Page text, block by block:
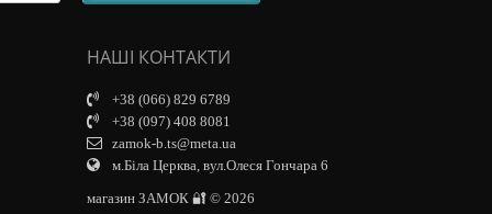
НАШІ КОНТАКТИ
+38 (066) 829 6789
+38 (097) 408 8081
zamok-b.ts@meta.ua
м.Біла Церква, вул.Олеся Гончара 6
магазин ЗАМОК 🔐 © 2026